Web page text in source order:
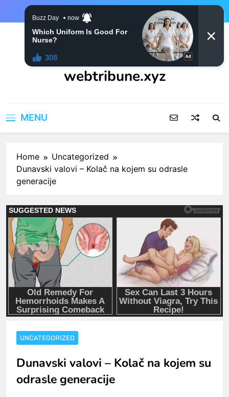
webtribune.xyz
MENU
Home
Uncategorized
Dunavski valovi – Kolač na kojem su odrasle
generacije
UNCATEGORIZED
Dunavski valovi – Kolač na kojem su
odrasle generacije